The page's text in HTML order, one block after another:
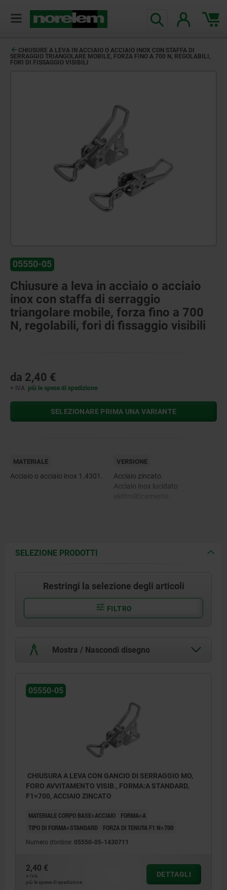
CHIUSURE A LEVA IN ACCIAIO O ACCIAIO INOX CON STAFFA DI
SERRAGGIO TRIANGOLARE MOBILE, FORZA FINO A 700 N, REGOLABILI,
FORI DI FISSAGGIO VISIBILI
05550-05
Chiusure a leva in acciaio o acciaio
inox con staffa di serraggio
triangolare mobile, forza fino a 700
N, regolabili, fori di fissaggio visibili
da 2,40 €
+ IVA più le spese di spedizione
SELEZIONARE PRIMA UNA VARIANTE
MATERIALE
Acciaio o acciaio inox 1.4301.
VERSIONE
Acciaio zincato.
Acciaio inox lucidato
SELEZIONE PRODOTTI
Restringi la selezione degli articoli
FILTRO
Mostra / Nascondi disegno
05550-05
CHIUSURA A LEVA CON GANCIO DI SERRAGGIO MO,
FORO AVVITAMENTO VISIB., FORMA:A STANDARD,
F1=700, ACCIAIO ZINCATO
MATERIALE CORPO BASE=ACCIAIO
FORMA=A
TIPO DI FORMA=STANDARD
FORZA DI TENUTA F1 N=700
Numero d’ordine: 05550-05-1430711
2,40 €
+ IVA
più le spese di spedizione
DETTAGLI